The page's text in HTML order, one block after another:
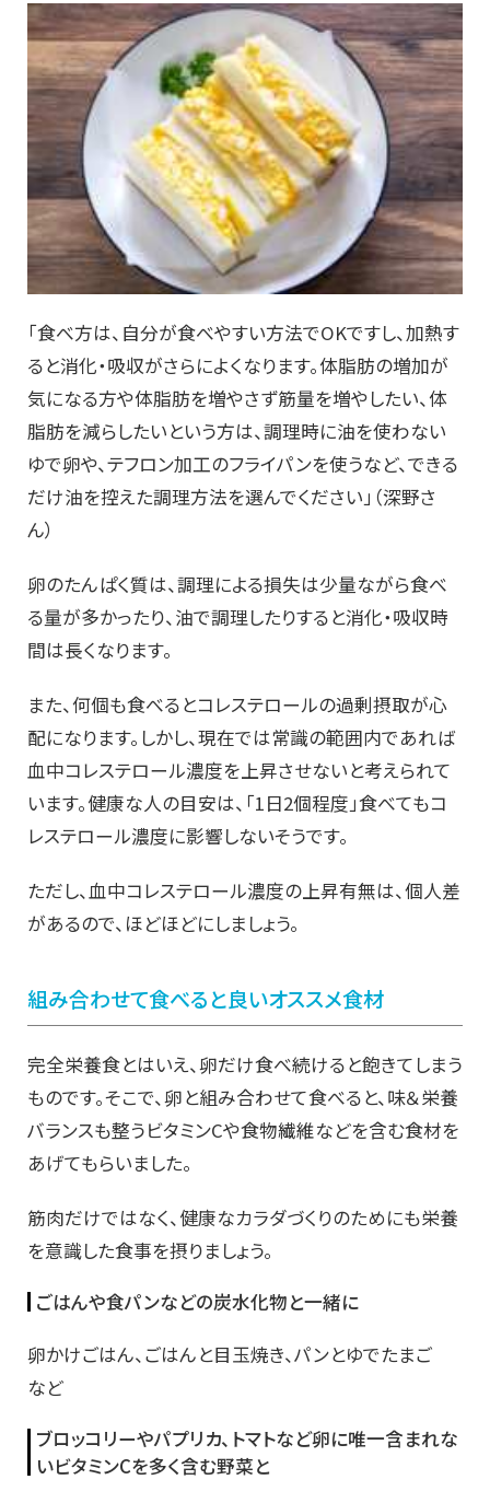
「食べ方は、自分が食べやすい方法でOKですし、加熱す
ると消化・吸収がさらによくなります。体脂肪の増加が
気になる方や体脂肪を増やさず筋量を増やしたい、体
脂肪を減らしたいという方は、調理時に油を使わない
ゆで卵や、テフロン加工のフライパンを使うなど、できる
だけ油を控えた調理方法を選んでください」（深野さ
ん）
卵のたんぱく質は、調理による損失は少量ながら食べ
る量が多かったり、油で調理したりすると消化・吸収時
間は長くなります。
また、何個も食べるとコレステロールの過剰摂取が心
配になります。しかし、現在では常識の範囲内であれば
血中コレステロール濃度を上昇させないと考えられて
います。健康な人の目安は、「1日2個程度」食べてもコ
レステロール濃度に影響しないそうです。
ただし、血中コレステロール濃度の上昇有無は、個人差
があるので、ほどほどにしましょう。
組み合わせて食べると良いオススメ食材
完全栄養食とはいえ、卵だけ食べ続けると飽きてしまう
ものです。そこで、卵と組み合わせて食べると、味＆栄養
バランスも整うビタミンCや食物繊維などを含む食材を
あげてもらいました。
筋肉だけではなく、健康なカラダづくりのためにも栄養
を意識した食事を摂りましょう。
ごはんや食パンなどの炭水化物と一緒に
卵かけごはん、ごはんと目玉焼き、パンとゆでたまご
など
ブロッコリーやパプリカ、トマトなど卵に唯一含まれな
いビタミンCを多く含む野菜と